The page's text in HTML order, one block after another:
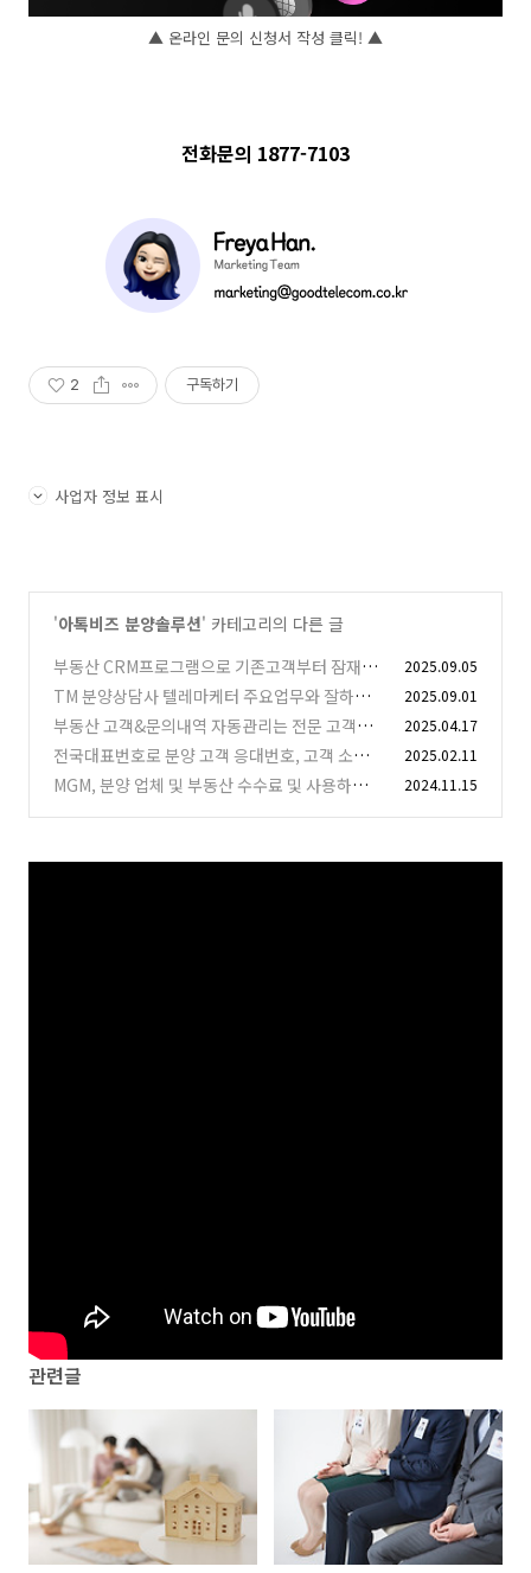
▲ 온라인 문의 신청서 작성 클릭! ▲
전화문의 1877-7103
2 구독하기
사업자 정보 표시
'아톡비즈 분양솔루션' 카테고리의 다른 글
부동산 CRM프로그램으로 기존고객부터 잠재고
객까지 관리해보세요
(1)
2025.09.05
TM 분양상담사 텔레마케터 주요업무와 잘하는
법 알아보기 ! (3)
2025.09.01
부동산 고객&문의내역 자동관리는 전문 고객관
리CRM 으로
(1)
2025.04.17
전국대표번호로 분양 고객 응대번호, 고객 소통
문자 보내기
(0)
2025.02.11
MGM, 분양 업체 및 부동산 수수료 및 사용하는
2024.11.15
관련글